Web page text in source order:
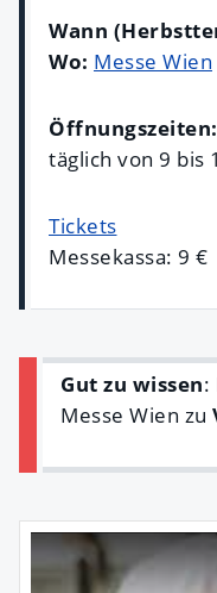
Wann
Wo: Messe Wien
Öffnungszeiten:
täglich von 9 bis
Tickets
Messekassa: 9 €
Gut zu wissen:
Messe Wien zu